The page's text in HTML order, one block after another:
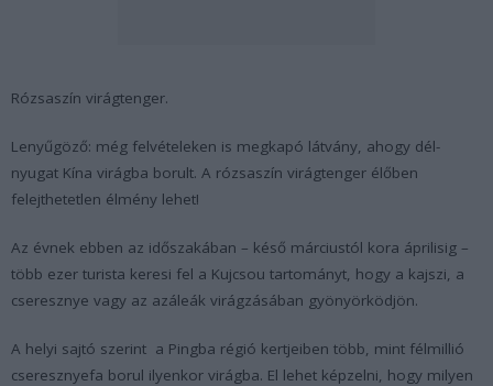
Rózsaszín virágtenger.
Lenyűgöző: még felvételeken is megkapó látvány, ahogy dél-
nyugat Kína virágba borult. A rózsaszín virágtenger élőben
felejthetetlen élmény lehet!
Az évnek ebben az időszakában – késő márciustól kora áprilisig –
több ezer turista keresi fel a Kujcsou tartományt, hogy a kajszi, a
cseresznye vagy az azáleák virágzásában gyönyörködjön.
A helyi sajtó szerint a Pingba régió kertjeiben több, mint félmillió
cseresznyefa borul ilyenkor virágba. El lehet képzelni, hogy milyen